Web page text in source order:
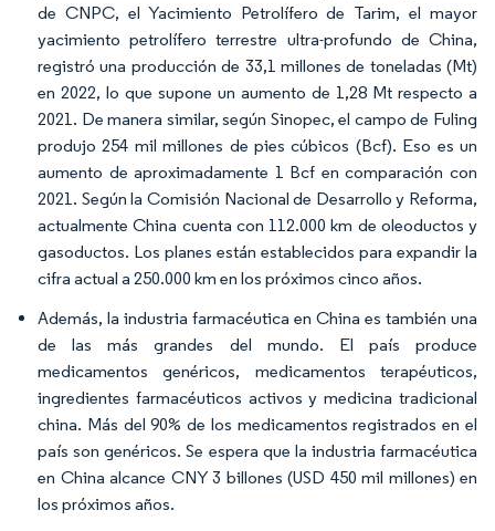
de CNPC, el Yacimiento Petrolífero de Tarim, el mayor
yacimiento petrolífero terrestre ultra-profundo de China,
registró una producción de 33,1 millones de toneladas (Mt)
en 2022, lo que supone un aumento de 1,28 Mt respecto a
2021. De manera similar, según Sinopec, el campo de Fuling
produjo 254 mil millones de pies cúbicos (Bcf). Eso es un
aumento de aproximadamente 1 Bcf en comparación con
2021. Según la Comisión Nacional de Desarrollo y Reforma,
actualmente China cuenta con 112.000 km de oleoductos y
gasoductos. Los planes están establecidos para expandir la
cifra actual a 250.000 km en los próximos cinco años.
Además, la industria farmacéutica en China es también una
de las más grandes del mundo. El país produce
medicamentos genéricos, medicamentos terapéuticos,
ingredientes farmacéuticos activos y medicina tradicional
china. Más del 90% de los medicamentos registrados en el
país son genéricos. Se espera que la industria farmacéutica
en China alcance CNY 3 billones (USD 450 mil millones) en
los próximos años.